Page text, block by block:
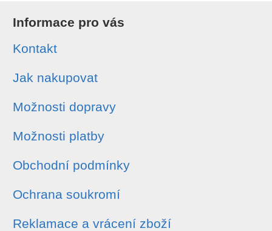
Informace pro vás
Kontakt
Jak nakupovat
Možnosti dopravy
Možnosti platby
Obchodní podmínky
Ochrana soukromí
Reklamace a vrácení zboží